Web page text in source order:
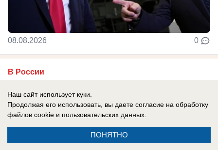
08.08.2026 0
В России
штаны, вонючие посредники?»: Дмитрий
Медведев рассказал про «пробный шар»
проверки России на прочность
Ситуация с Грузией показала, какие глупые
Наш сайт использует куки.
Продолжая его использовать, вы даете согласие на обработку
файлов cookie и пользовательских данных.
ПОНЯТНО